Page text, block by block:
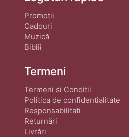
Promoții
Cadouri
Muzică
Biblii
Termeni
Termeni si Conditii
Politica de confidentialitate
Responsabilitati
Returnări
Livrări